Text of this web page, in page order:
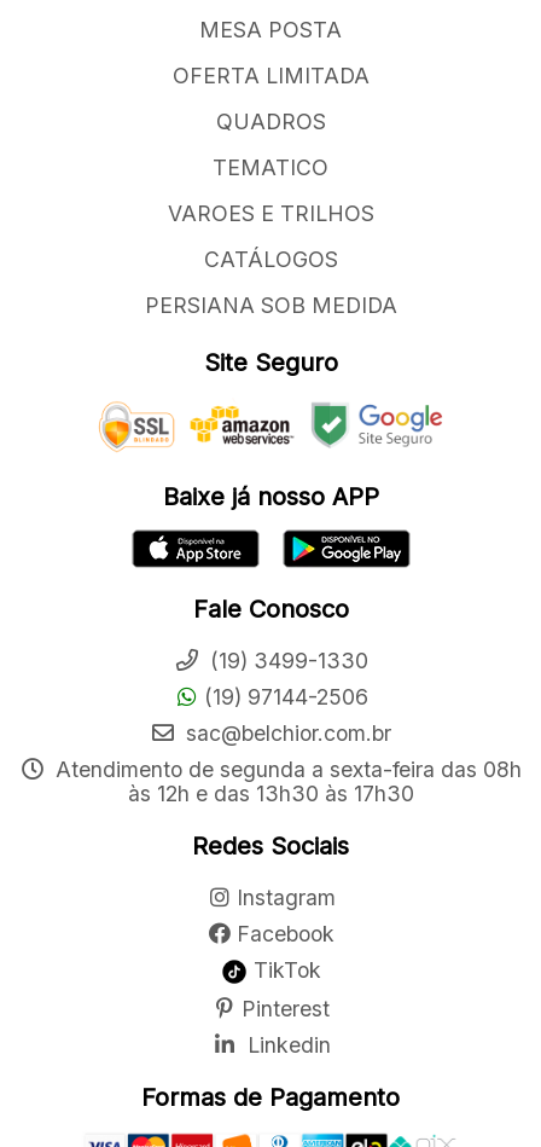
MESA POSTA
OFERTA LIMITADA
QUADROS
TEMATICO
VAROES E TRILHOS
CATÁLOGOS
PERSIANA SOB MEDIDA
Site Seguro
Baixe já nosso APP
Fale Conosco
(19) 3499-1330
(19) 97144-2506
sac@belchior.com.br
Atendimento de segunda a sexta-feira das 08h
às 12h e das 13h30 às 17h30
Redes Sociais
Instagram
Facebook
TikTok
Pinterest
Linkedin
Formas de Pagamento